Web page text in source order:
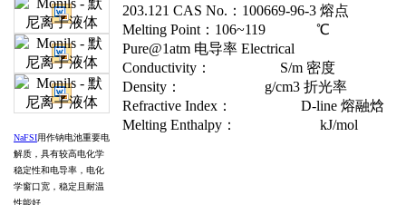
NaFSI用作钠电池重要电
解质，具有较高电化学
稳定性和电导率，电化
学窗口宽，稳定且耐温
性能好。
203.121 CAS No.：100669-96-3 熔点
Melting Point：106~119 ℃
Pure@1atm 电导率 Electrical
Conductivity： S/m 密度
Density： g/cm3 折光率
Refractive Index： D-line 熔融焓
Melting Enthalpy： kJ/mol